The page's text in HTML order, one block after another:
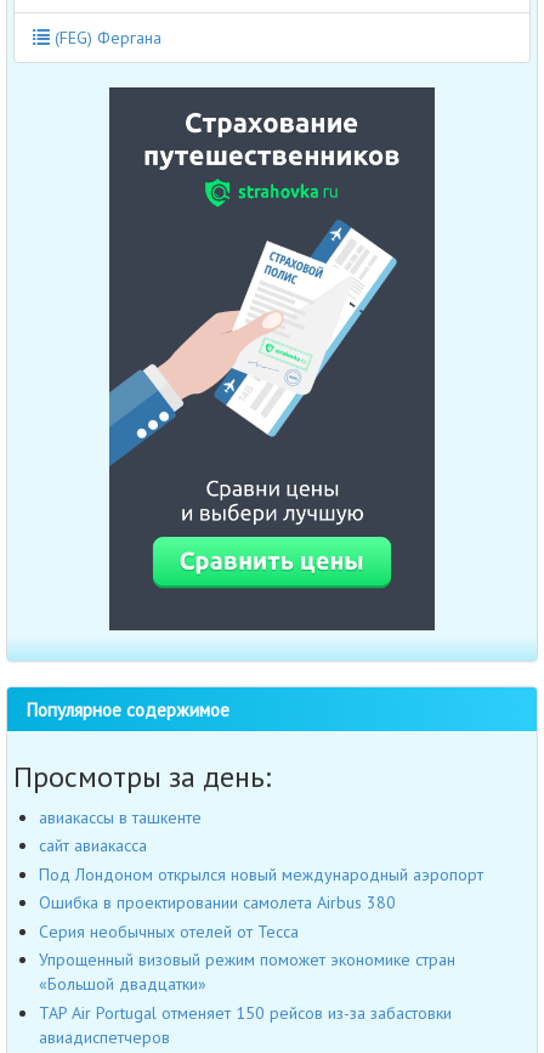
(FEG) Фергана
Популярное содержимое
Просмотры за день:
авиакассы в ташкенте
сайт авиакасса
Под Лондоном открылся новый международный аэропорт
Ошибка в проектировании самолета Airbus 380
Серия необычных отелей от Tecca
Упрощенный визовый режим поможет экономике стран
«Большой двадцатки»
TAP Air Portugal отменяет 150 рейсов из-за забастовки
авиадиспетчеров